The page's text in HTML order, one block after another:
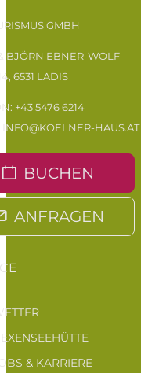
GMBH
BJÖRN EBNER-WOLF
6531 LADIS
+43 5476 6214
INFO@KOELNER-HAUS.AT
& KARRIERE
BUCHEN
ANFRAGEN